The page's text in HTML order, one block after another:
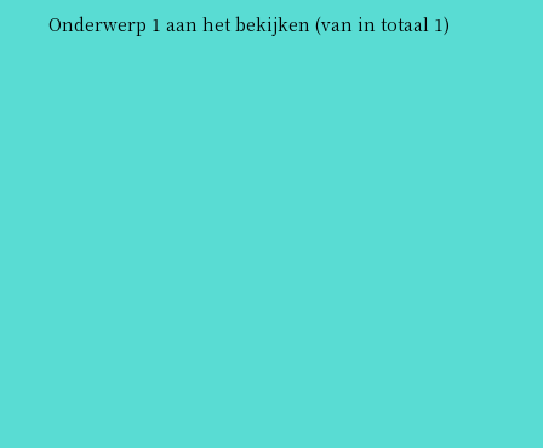
Onderwerp 1 aan het bekijken (van in totaal 1)